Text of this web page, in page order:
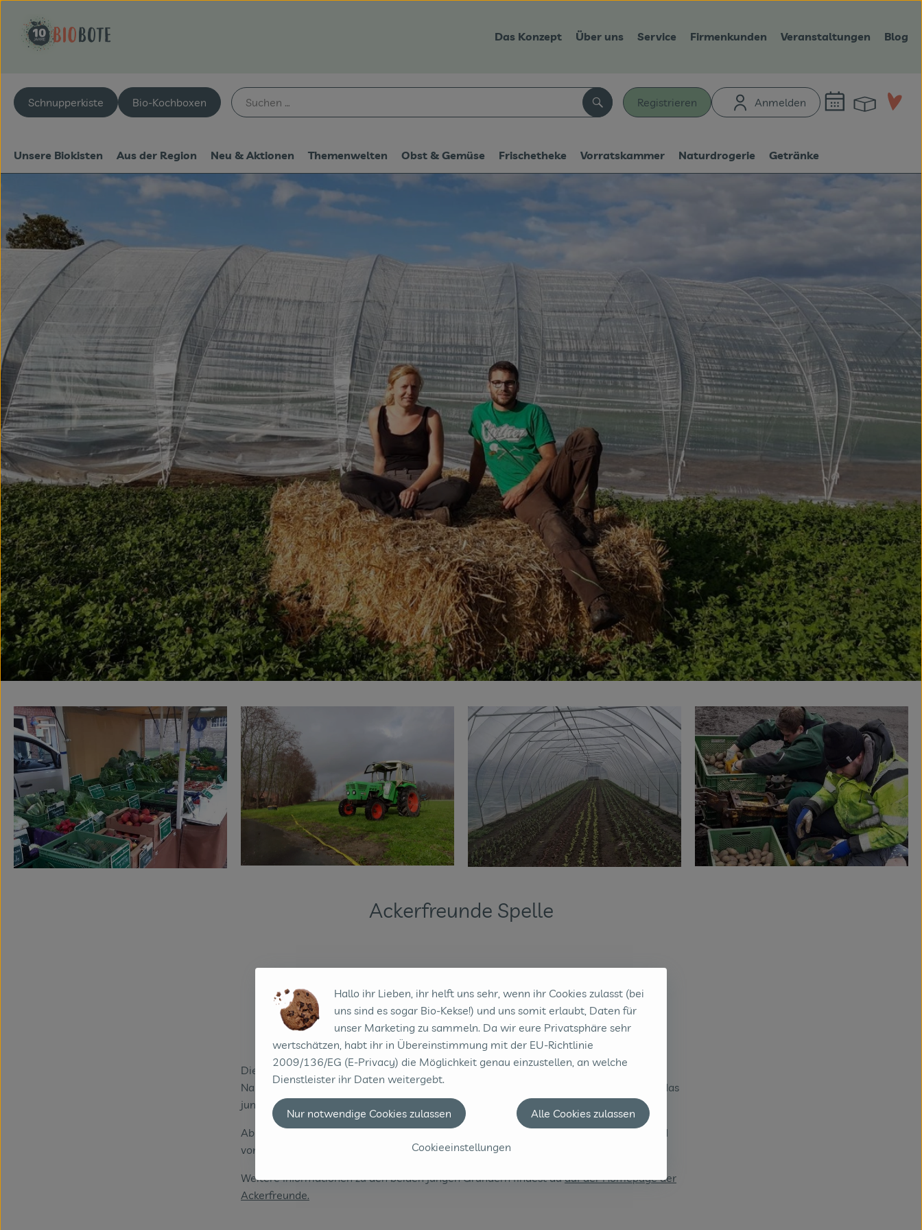
Das Konzept Über uns Service Firmenkunden Veranstaltungen Blog
Registrieren Anmelden
Suchen
Schnupperkiste Bio-Kochboxen
Unsere Biokisten Aus der Region Neu & Aktionen Themenwelten Obst & Gemüse Frischetheke Vorratskammer Naturdrogerie Getränke
Ackerfreunde Spelle
Die Ackerfreunde aus Spelle bauen Gemüse nach Bioland-Richtlinien an. Hinter dem
Namen verstecken sich Michael und Fritzi, zwei Junge Gärtner, die am Hof Hoffrogge das
junge Unternehmen gegründet haben. Ihr Motto lautet "Bio für Dich. Aus Spelle".
Ab Ostern 2021 bekommen wir u.a. Asia-Salat und Rucola aus dem südlichen Emlsand
von den Ackerfreunden geliefert. Wir freuen uns drauf!
Weitere Informationen zu den beiden jungen Gründern findest duauf der Homepage der
Ackerfreunde.
Hallo ihr Lieben, ihr helft uns sehr, wenn ihr Cookies zulasst (bei
uns sind es sogar Bio-Kekse!) und uns somit erlaubt, Daten für
unser Marketing zu sammeln. Da wir eure Privatsphäre sehr
wertschätzen, habt ihr in Übereinstimmung mit der EU-Richtlinie
2009/136/EG (E-Privacy) die Möglichkeit genau einzustellen, an welche
Dienstleister ihr Daten weitergebt.
Cookieeinstellungen
Nur notwendige Cookies zulassen Alle Cookies zulassen